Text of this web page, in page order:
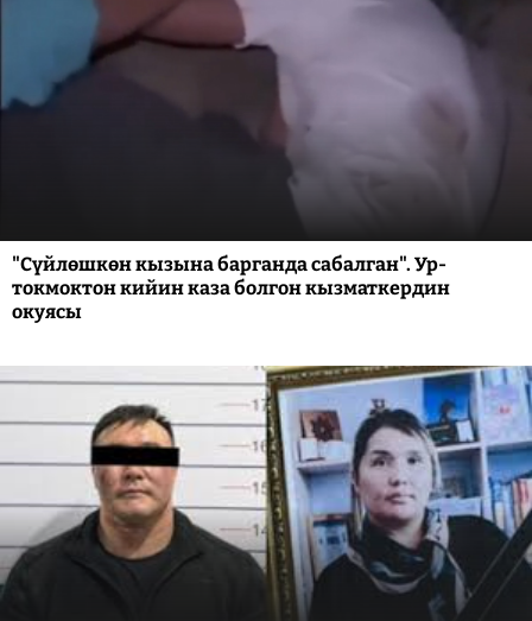
"Сүйлөшкөн кызына барганда сабалган". Ур-
токмоктон кийин каза болгон кызматкердин
окуясы